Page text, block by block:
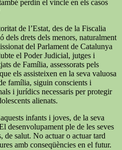
perdin el vincle en els casos
de l’Estat, des de la Fiscalia
dels drets dels menors, naturalment
del Parlament de Catalunya
el Poder Judicial, jutges i
de Família, assessorats pels
els assisteixen en la seva valuosa
família, siguin conscients i
i jurídics necessaris per protegir
alienats.
infants i joves, de la seva
desenvolupament ple de les seves
de salut. No actuar o actuar tard
amb conseqüències en el futur.